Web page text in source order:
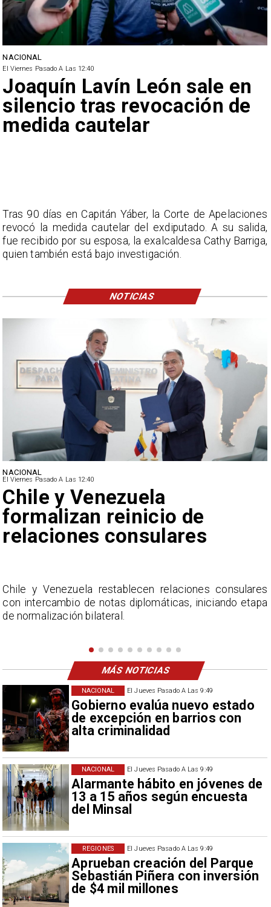
El Jueves Pasado A Las 9:49
Gobierno evalúa nuevo estado
de excepción en barrios con
alta criminalidad
NACIONAL
El Jueves Pasado A Las 9:49
Alarmante hábito en jóvenes de
13 a 15 años según encuesta
del Minsal
NACIONAL
El Jueves Pasado A Las 9:49
Aprueban creación del Parque
Sebastián Piñera con inversión
de $4 mil millones
REGIONES
NACIONAL
El Viernes Pasado A Las 12:40
Feriantes rechazan dichos
de Camila Flores sobre
Fabiola Campillai
La Confederación Nacional de Ferias Libres (ASOF)
considera inaceptable que se refieran a Fabiola
Campillai como 'señora de feria', expresión utilizada
NACIONAL
El Viernes Pasado A Las 12:40
Joaquín Lavín León sale en
silencio tras revocación de
medida cautelar
Tras 90 días en Capitán Yáber, la Corte de Apelaciones
revocó la medida cautelar del exdiputado. A su salida,
fue recibido por su esposa, la exalcaldesa Cathy Barriga,
quien también está bajo investigación.
NOTICIAS
MÁS NOTICIAS